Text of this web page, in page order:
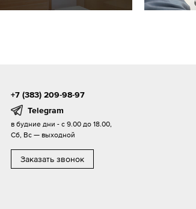
+7 (383) 209-98-97
Telegram
в будние дни - с 9.00 до 18.00,
Сб, Вс — выходной
Заказать звонок